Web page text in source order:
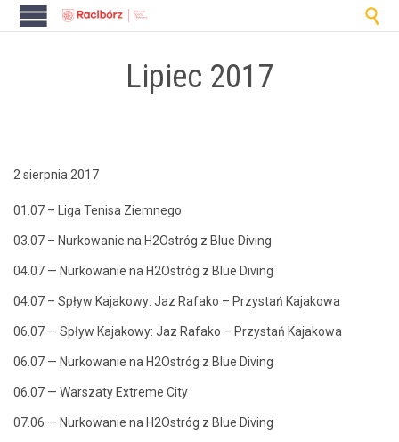

Lipiec 2017
2 sierpnia 2017
01.07 – Liga Tenisa Ziemnego
03.07 – Nurkowanie na H2Ostróg z Blue Diving
04.07 — Nurkowanie na H2Ostróg z Blue Diving
04.07 – Spływ Kajakowy: Jaz Rafako – Przys­tań Kajakowa
06.07 — Spływ Kajakowy: Jaz Rafako – Przys­tań Kajakowa
06.07 — Nurkowanie na H2Ostróg z Blue Diving
06.07 — Warszaty Extreme City
07.06 — Nurkowanie na H2Ostróg z Blue Diving